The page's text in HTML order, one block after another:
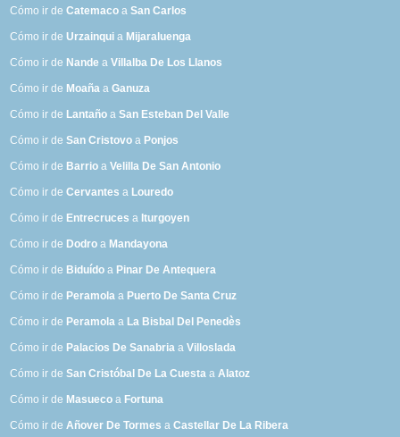
Cómo ir deCatemaco aSan Carlos
Cómo ir deUrzainqui a Mijaraluenga
Cómo ir de Nande aVillalba De Los Llanos
Cómo ir de Moaña aGanuza
Cómo ir de Lantaño aSan Esteban Del Valle
Cómo ir deSan Cristovo a Ponjos
Cómo ir de Barrio aVelilla De San Antonio
Cómo ir deCervantes a Louredo
Cómo ir de Entrecruces a Iturgoyen
Cómo ir de Dodro a Mandayona
Cómo ir de Biduído a Pinar De Antequera
Cómo ir de Peramola a Puerto De Santa Cruz
Cómo ir de Peramola a La Bisbal Del Penedès
Cómo ir de Palacios De Sanabria aVilloslada
Cómo ir deSan Cristóbal De La Cuesta aAlatoz
Cómo ir de Masueco a Fortuna
Cómo ir deAñover De Tormes aCastellar De La Ribera